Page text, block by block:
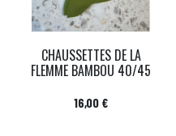
CHAUSSETTES DE LA
FLEMME BAMBOU 40/45
Prix
16,00 €